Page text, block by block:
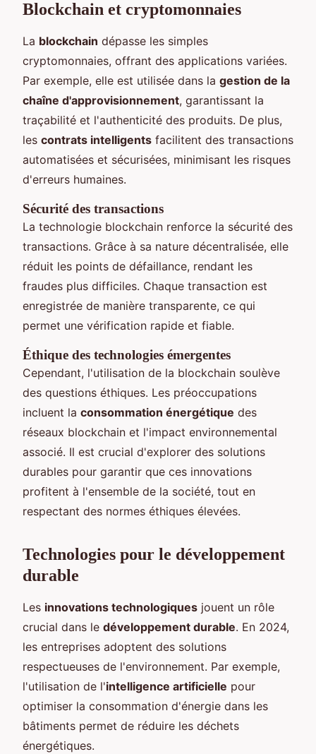
Blockchain et cryptomonnaies
La blockchain dépasse les simples
cryptomonnaies, offrant des applications variées.
Par exemple, elle est utilisée dans la gestion de la
chaîne d'approvisionnement, garantissant la
traçabilité et l'authenticité des produits. De plus,
les contrats intelligents facilitent des transactions
automatisées et sécurisées, minimisant les risques
d'erreurs humaines.
Sécurité des transactions
La technologie blockchain renforce la sécurité des
transactions. Grâce à sa nature décentralisée, elle
réduit les points de défaillance, rendant les
fraudes plus difficiles. Chaque transaction est
enregistrée de manière transparente, ce qui
permet une vérification rapide et fiable.
Éthique des technologies émergentes
Cependant, l'utilisation de la blockchain soulève
des questions éthiques. Les préoccupations
incluent la consommation énergétique des
réseaux blockchain et l'impact environnemental
associé. Il est crucial d'explorer des solutions
durables pour garantir que ces innovations
profitent à l'ensemble de la société, tout en
respectant des normes éthiques élevées.
Technologies pour le développement
durable
Les innovations technologiques jouent un rôle
crucial dans le développement durable. En 2024,
les entreprises adoptent des solutions
respectueuses de l'environnement. Par exemple,
l'utilisation de l'intelligence artificielle pour
optimiser la consommation d'énergie dans les
bâtiments permet de réduire les déchets
énergétiques.